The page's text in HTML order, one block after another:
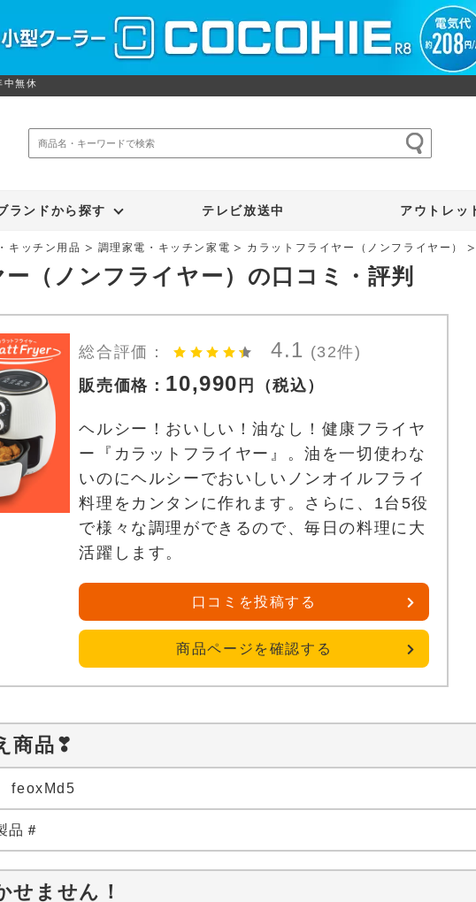
中無休
ランドから探す テレビ放送中 アウトレッ
キッチン用品 調理家電・キッチン家電 カラットフライヤー（ノンフライヤー）
（ノンフライヤー）の口コミ・評判
総合評価： 4.1 (32件)
販売価格： 10,990 円 （税込）
ヘルシー！おいしい！油なし！健康フライヤ
ー『カラットフライヤー』。油を一切使わな
いのにヘルシーでおいしいノンオイルフライ
料理をカンタンに作れます。さらに、1台5役
で様々な調理ができるので、毎日の料理に大
活躍します。
口コミを投稿する
商品ページを確認する
商品❣
feoxMd5
品＃
せません！